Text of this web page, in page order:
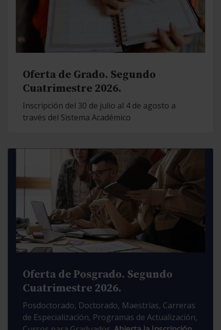
Oferta de Grado. Segundo
Cuatrimestre 2026.
Inscripción del 30 de julio al 4 de agosto a
través del Sistema Académico
Oferta de Posgrado. Segundo
Cuatrimestre 2026.
Posdoctorado, Doctorado, Maestrías, Carreras
de Especialización, Programas de Actualización,